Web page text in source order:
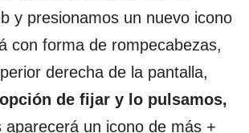
y presionamos un nuevo icono
con forma de rompecabezas,
derecha de la pantalla,
de fijar y lo pulsamos,
aparecerá un icono de más +